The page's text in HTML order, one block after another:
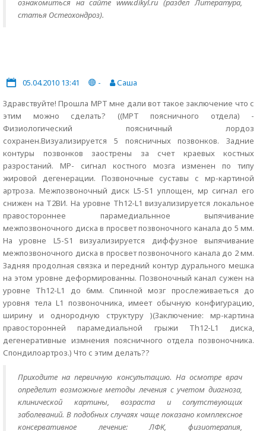
ознакомиться на сайте www.dikyl.ru (раздел Литература,
статья Остеохондроз).
05.04.2010 13:41 -
Саша
Здравствуйте! Прошла МРТ мне дали вот такое заключение что с
этим можно сделать? ((МРТ поясничного отдела) -
Физиологический поясничный лордоз
сохранен.Визуализируется 5 поясничных позвонков. Задние
контуры позвонков заострены за счет краевых костных
разростаний. МР- сигнал костного мозга изменен по типу
жировой дегенерации. Позвоночные суставы с мр-картиной
артроза. Межпозвоночный диск L5-S1 уплощен, мр сигнал его
снижен на T2ВИ. На уровне Th12-L1 визуализируется локальное
правостороннее парамедиальнное выпячивание
межпозвоночного диска в просвет позвоночного канала до 5 мм.
На уровне L5-S1 визуализируется диффузное выпячивание
межпозвоночного диска в просвет позвоночного канала до 2 мм.
Задняя продолная связка и передний контур дурального мешка
на этом уровне деформированны. Позвоночный канал сужен на
уровне Th12-L1 до 6мм. Спинной мозг прослеживаеться до
уровня тела L1 позвоночника, имеет обычную конфигурацию,
ширину и однородную структуру )(Заключение: мр-картина
правосторонней парамедиальной грыжи Th12-L1 диска,
дегенеративные измнения поясничного отдела позвоночника.
Спондилоартроз.) Что с этим делать??
Приходите на первичную консультацию. На осмотре врач
определит возможные методы лечения с учетом диагноза,
клинической картины, возраста и сопутствующих
заболеваний. В подобных случаях чаще показано комплексное
консервативное лечение: ЛФК, физиотерапия,